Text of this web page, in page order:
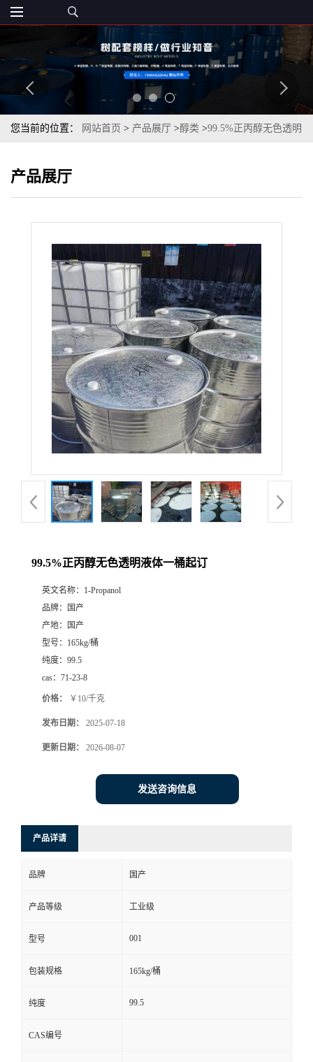
您当前的位置： 网站首页 > 产品展厅 >醇类 >99.5%正丙醇无色透明
产品展厅
99.5%正丙醇无色透明液体一桶起订
英文名称： 1-Propanol
品牌：
国产
产地：
国产
型号： 165kg/桶
纯度： 99.5
cas： 71-23-8
价格： ￥10/千克
发布日期： 2025-07-18
更新日期： 2026-08-07
发送咨询信息
产品详请
品牌 国产
产品等级 工业级
型号 001
包装规格 165kg/桶
纯度 99.5
CAS编号